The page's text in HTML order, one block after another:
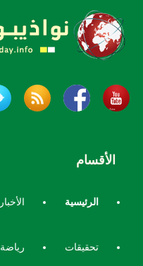
الأقسام
الرئيسية الأخبار
تحقيقات رياضة